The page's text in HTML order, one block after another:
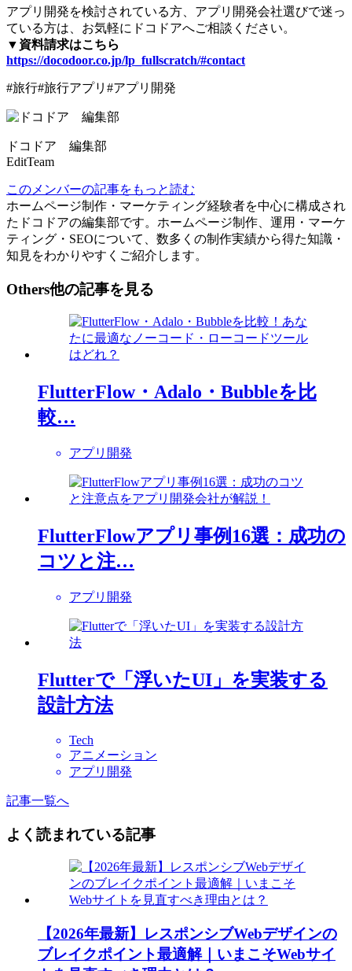
アプリ開発を検討されている方、アプリ開発会社選びで迷っ
ている方は、お気軽にドコドアへご相談ください。
▼資料請求はこちら
https://docodoor.co.jp/lp_fullscratch/#contact
#旅行#旅行アプリ#アプリ開発
ドコドア 編集部
EditTeam
このメンバーの記事をもっと読む
ホームページ制作・マーケティング経験者を中心に構成され
たドコドアの編集部です。ホームページ制作、運用・マーケ
ティング・SEOについて、数多くの制作実績から得た知識・
知見をわかりやすくご紹介します。
Others他の記事を見る
FlutterFlow・Adalo・Bubbleを比
較…
アプリ開発
FlutterFlowアプリ事例16選：成功の
コツと注…
アプリ開発
Flutterで「浮いたUI」を実装する
設計方法
Tech
アニメーション
アプリ開発
記事一覧へ
よく読まれている記事
【2026年最新】レスポンシブWebデザインの
ブレイクポイント最適解｜いまこそWebサイ